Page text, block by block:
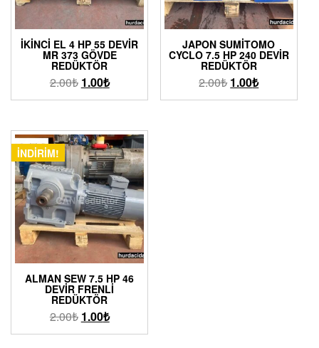
İKINCI EL 4 HP 55 DEVIR
MR 373 GÖVDE
REDÜKTÖR
2.00₺ 1.00₺
JAPON SUMITOMO
CYCLO 7.5 HP 240 DEVIR
REDÜKTÖR
2.00₺ 1.00₺
İNDIRIM!
ALMAN SEW 7.5 HP 46
DEVIR FRENLI
REDÜKTÖR
2.00₺ 1.00₺